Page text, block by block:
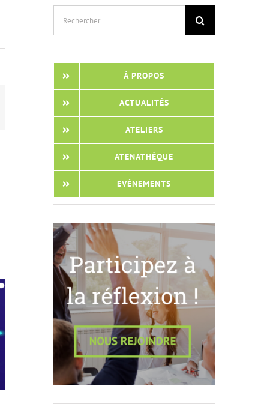
À PROPOS
ACTUALITÉS
ATELIERS
ATENATHÈQUE
EVÉNEMENTS